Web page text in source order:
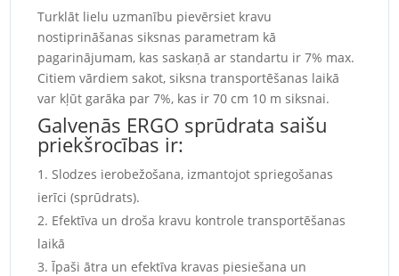
Turklāt lielu uzmanību pievērsiet kravu
nostiprināšanas siksnas parametram kā
pagarinājumam, kas saskaņā ar standartu ir 7% max.
Citiem vārdiem sakot, siksna transportēšanas laikā
var kļūt garāka par 7%, kas ir 70 cm 10 m siksnai.
Galvenās ERGO sprūdrata saišu
priekšrocības ir:
Slodzes ierobežošana, izmantojot spriegošanas
ierīci (sprūdrats).
Efektīva un droša kravu kontrole transportēšanas
laikā
Īpaši ātra un efektīva kravas piesiešana un